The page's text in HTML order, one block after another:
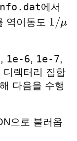
에서
역이동도 1/μ
, 1e-6, 1e-7,
디렉터리 집합
다음을 수행
으로 불러옵